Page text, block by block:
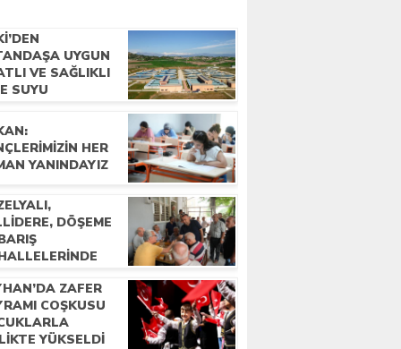
UYGUN
VE SAĞLIKLI
SUYU
HER
YANINDAYIZ
DÖŞEME
ZAFER
COŞKUSU
YÜKSELDI